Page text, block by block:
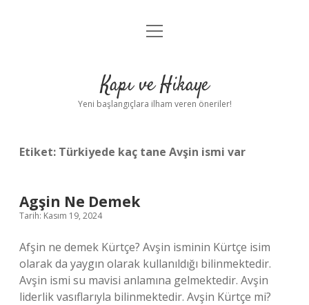
Anasayfa
Yasal Uyarı
menüyü
Kapı ve Hikaye
Yeni başlangıçlara ilham veren öneriler!
Etiket: Türkiyede kaç tane Avşin ismi var
Agşin Ne Demek
Tarih: Kasım 19, 2024
Afşin ne demek Kürtçe? Avşin isminin Kürtçe isim
olarak da yaygın olarak kullanıldığı bilinmektedir.
Avşin ismi su mavisi anlamına gelmektedir. Avşin
liderlik vasıflarıyla bilinmektedir. Avşin Kürtçe mi?